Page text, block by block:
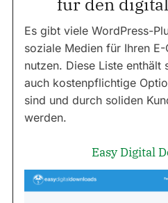
Es gibt viele WordPress-
soziale Medien für Ihren
nutzen. Diese Liste enthält
auch kostenpflichtige
sind und durch soliden
werden.
Easy Digital